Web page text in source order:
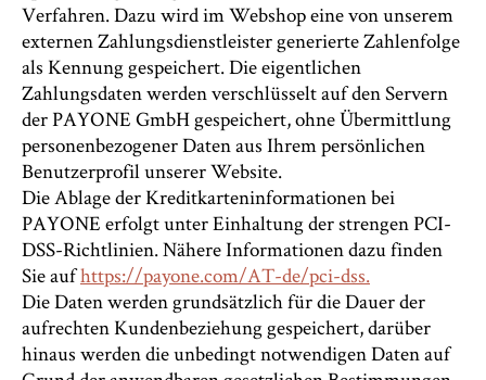
Verfahren. Dazu wird im Webshop eine von unserem
externen Zahlungsdienstleister generierte Zahlenfolge
als Kennung gespeichert. Die eigentlichen
Zahlungsdaten werden verschlüsselt auf den Servern
der PAYONE GmbH gespeichert, ohne Übermittlung
personenbezogener Daten aus Ihrem persönlichen
Benutzerprofil unserer Website.
Die Ablage der Kreditkarteninformationen bei
PAYONE erfolgt unter Einhaltung der strengen PCI-
DSS-Richtlinien. Nähere Informationen dazu finden
Sie aufhttps://payone.com/AT-de/pci-dss.
Die Daten werden grundsätzlich für die Dauer der
aufrechten Kundenbeziehung gespeichert, darüber
hinaus werden die unbedingt notwendigen Daten auf